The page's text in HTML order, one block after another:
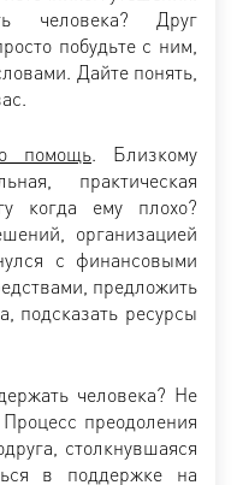
человека? Друг
побудьте с ним,
Дайте понять,
помощь. Близкому
практическая
когда ему плохо?
организацией
с финансовыми
предложить
подсказать ресурсы
человека? Не
преодоления
столкнувшаяся
в поддержке на